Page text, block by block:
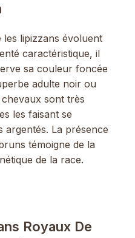
les lipizzans évoluent
caractéristique, il
sa couleur foncée
adulte noir ou
sont très
les faisant se
La présence
témoigne de la
de la race.
Royaux De